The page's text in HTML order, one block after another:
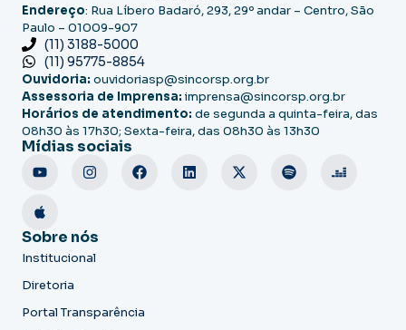
Endereço: Rua Líbero Badaró, 293, 29º andar – Centro, São
Paulo – 01009-907
(11) 3188-5000
(11) 95775-8854
Ouvidoria: ouvidoriasp@sincorsp.org.br
Assessoria de Imprensa: imprensa@sincorsp.org.br
Horários de atendimento: de segunda a quinta-feira, das
08h30 às 17h30; Sexta-feira, das 08h30 às 13h30
Mídias sociais
Sobre nós
Institucional
Diretoria
Portal Transparência